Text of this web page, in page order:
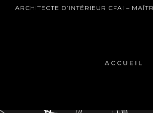
ARCHITECTE D’INTÉRIEUR CFAI –
ACCUEIL